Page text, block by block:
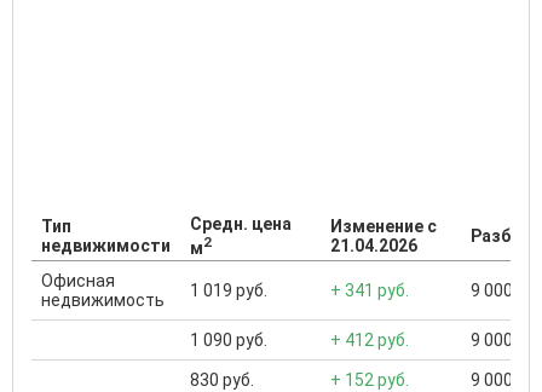
Тип
недвижимости
Средн. цена
м2
Изменение с
21.04.2026
Офисная
недвижимость
1 019 руб. + 341 руб. 9 000 ...
1 090 руб. + 412 руб. 9 000 ...
830 руб. + 152 руб. 9 000 ...